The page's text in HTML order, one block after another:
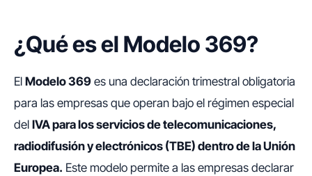
¿Qué es el Modelo 369?
El Modelo 369 es una declaración trimestral obligatoria
para las empresas que operan bajo el régimen especial
del IVA para los servicios de telecomunicaciones,
radiodifusión y electrónicos (TBE) dentro de la Unión
Europea. Este modelo permite a las empresas declarar